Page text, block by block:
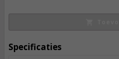
Specificaties